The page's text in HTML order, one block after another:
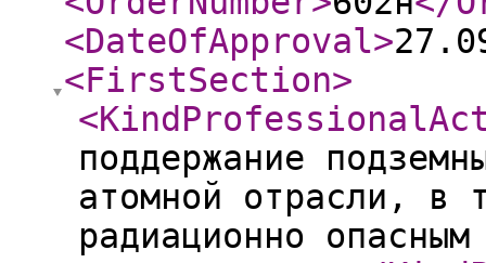
<DateOfApproval>
<FirstSection>
поддержание
атомной отрасли, в
радиационно опасным